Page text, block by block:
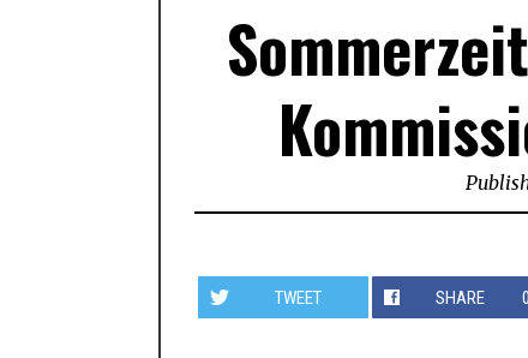
TWEET SHARE 0